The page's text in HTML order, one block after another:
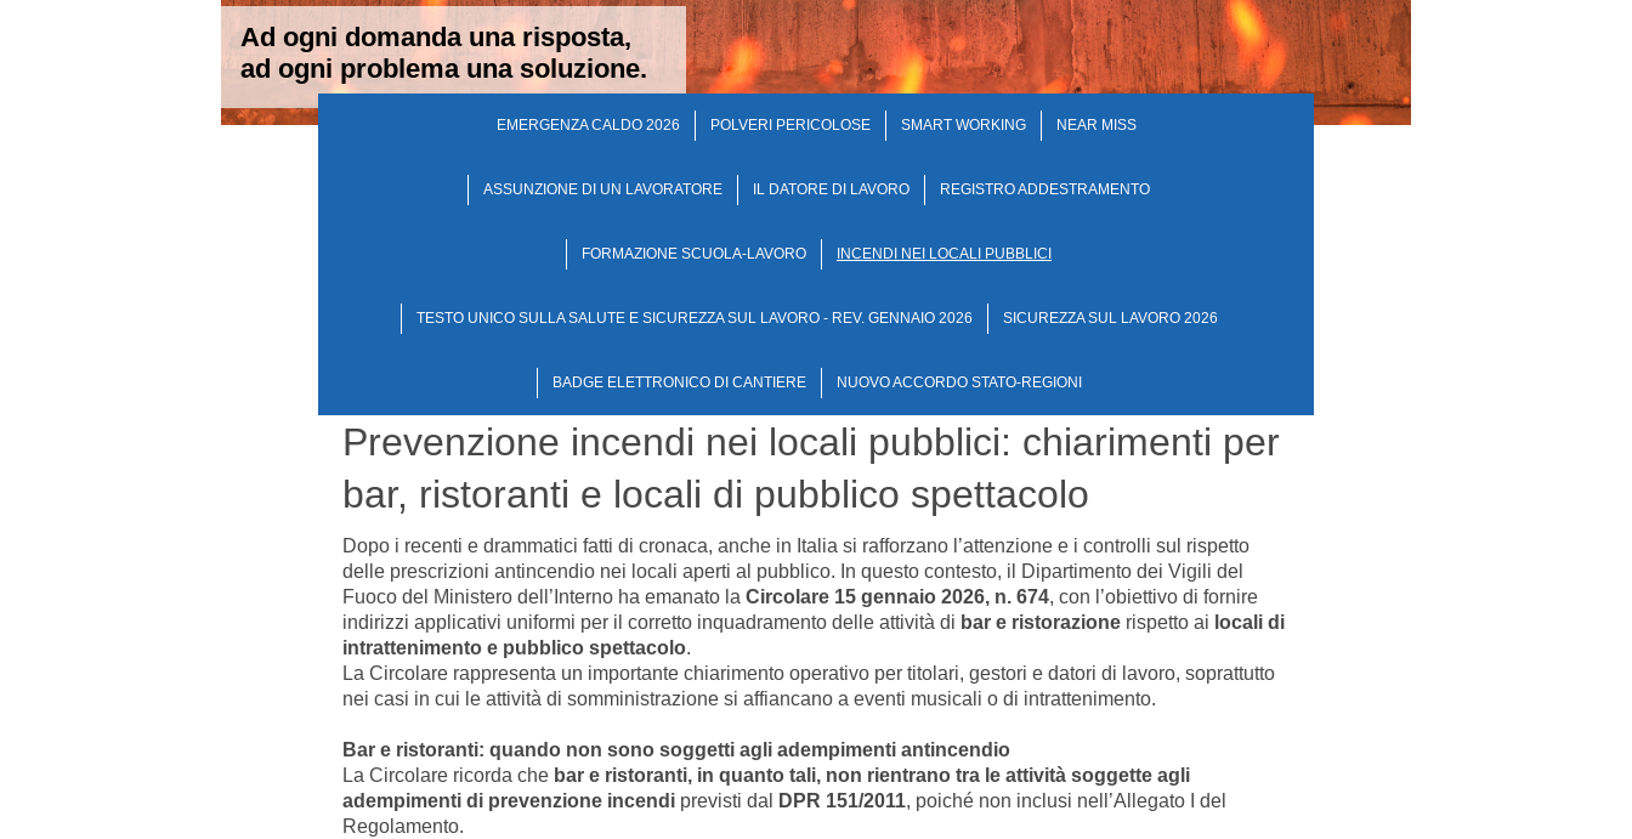
Ad ogni domanda una risposta,
ad ogni problema una soluzione.
EMERGENZA CALDO 2026 POLVERI PERICOLOSE SMART WORKING NEAR MISS
ASSUNZIONE DI UN LAVORATORE IL DATORE DI LAVORO REGISTRO ADDESTRAMENTO
FORMAZIONE SCUOLA-LAVORO INCENDI NEI LOCALI PUBBLICI
TESTO UNICO SULLA SALUTE E SICUREZZA SUL LAVORO - REV. GENNAIO 2026 SICUREZZA SUL LAVORO 2026
BADGE ELETTRONICO DI CANTIERE NUOVO ACCORDO STATO-REGIONI
Prevenzione incendi nei locali pubblici: chiarimenti per
bar, ristoranti e locali di pubblico spettacolo
Dopo i recenti e drammatici fatti di cronaca, anche in Italia si rafforzano l’attenzione e i controlli sul rispetto
delle prescrizioni antincendio nei locali aperti al pubblico. In questo contesto, il Dipartimento dei Vigili del
Fuoco del Ministero dell’Interno ha emanato la Circolare 15 gennaio 2026, n. 674, con l’obiettivo di fornire
indirizzi applicativi uniformi per il corretto inquadramento delle attività di bar e ristorazione rispetto ai locali di
intrattenimento e pubblico spettacolo.
La Circolare rappresenta un importante chiarimento operativo per titolari, gestori e datori di lavoro, soprattutto
nei casi in cui le attività di somministrazione si affiancano a eventi musicali o di intrattenimento.
Bar e ristoranti: quando non sono soggetti agli adempimenti antincendio
La Circolare ricorda che bar e ristoranti, in quanto tali, non rientrano tra le attività soggette agli
adempimenti di prevenzione incendi previsti dal DPR 151/2011, poiché non inclusi nell’Allegato I del
Regolamento.